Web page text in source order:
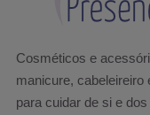
Cosméticos e
manicure,
para cuidar de si e